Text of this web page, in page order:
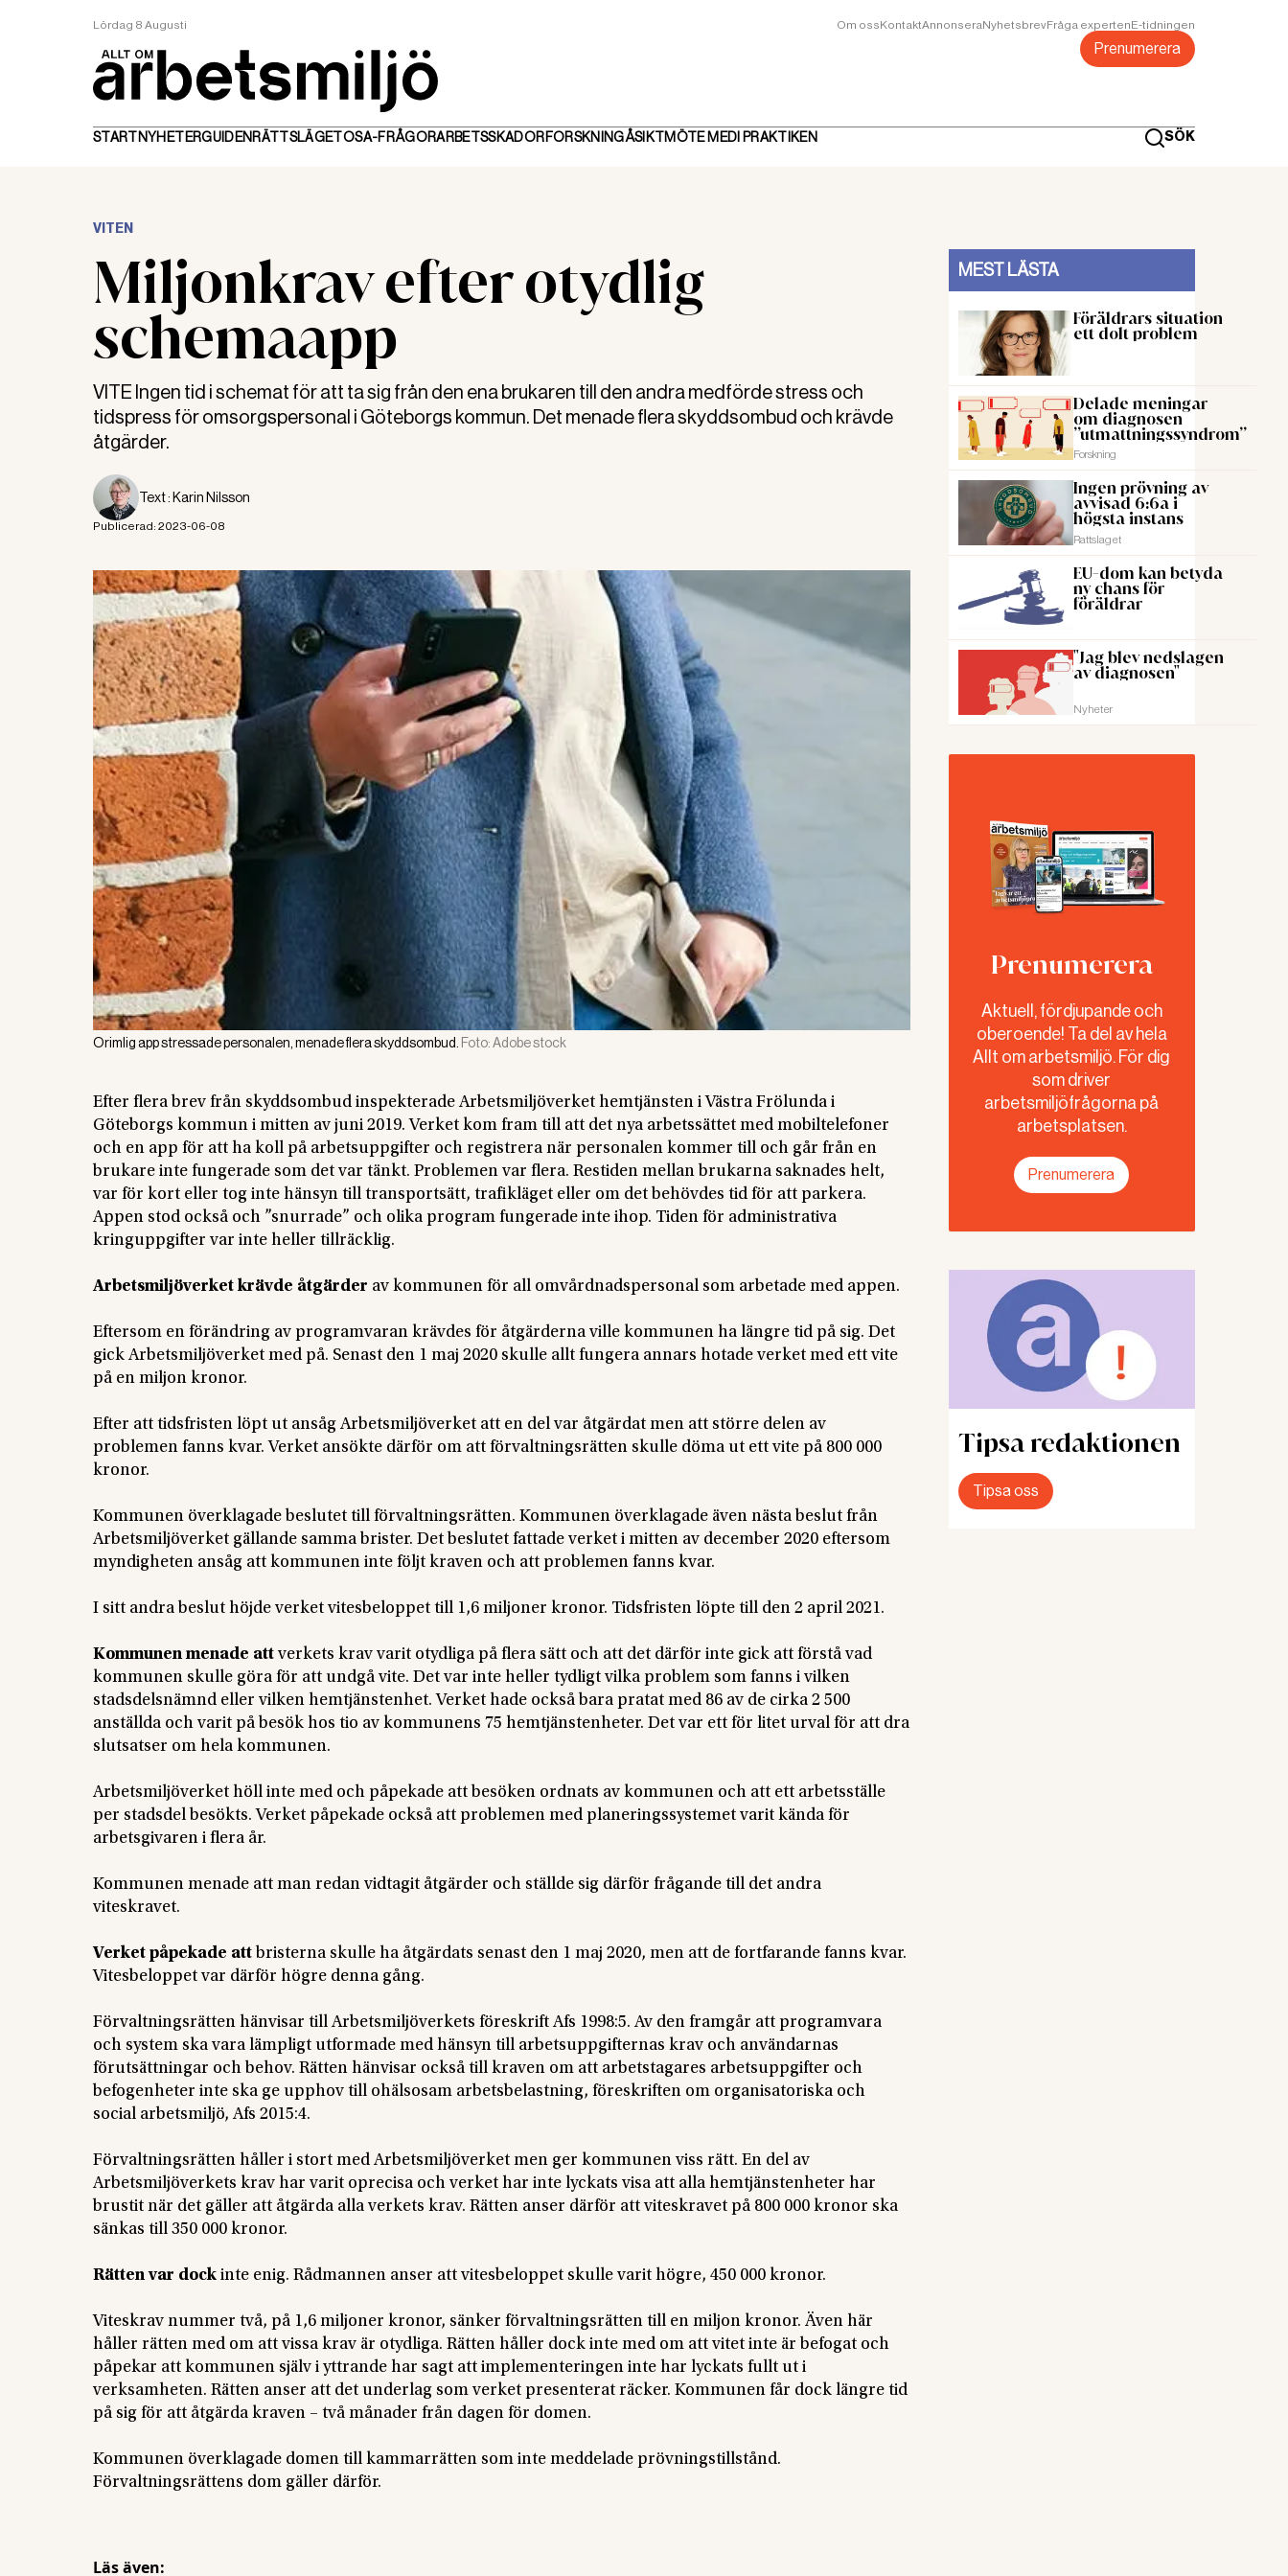
Lördag 8 Augusti Om ossKontaktAnnonseraNyhetsbrevFråga expertenE-tidningen
Prenumerera
STARTNYHETERGUIDEN RÄTTSLÄGETOSA-FRÅGORARBETSSKADORFORSKNINGÅSIKTMÖTE MED I PRAKTIKEN SÖK
VITEN
Miljonkrav efter otydlig
schemaapp
VITE Ingen tid i schemat för att ta sig från den ena brukaren till den andra medförde stress och
tidspress för omsorgspersonal i Göteborgs kommun. Det menade flera skyddsombud och krävde
åtgärder.
Text : Karin Nilsson
Publicerad: 2023-06-08
Orimlig app stressade personalen, menade flera skyddsombud. Foto:Adobe stock
Efter flera brev från skyddsombud inspekterade Arbetsmiljöverket hemtjänsten i Västra Frölunda i
Göteborgs kommun i mitten av juni 2019. Verket kom fram till att det nya arbetssättet med mobiltelefoner
och en app för att ha koll på arbetsuppgifter och registrera när personalen kommer till och går från en
brukare inte fungerade som det var tänkt. Problemen var flera. Restiden mellan brukarna saknades helt,
var för kort eller tog inte hänsyn till transportsätt, trafikläget eller om det behövdes tid för att parkera.
Appen stod också och ”snurrade” och olika program fungerade inte ihop. Tiden för administrativa
kringuppgifter var inte heller tillräcklig.
Arbetsmiljöverket krävde åtgärder av kommunen för all omvårdnadspersonal som arbetade med appen.
Eftersom en förändring av programvaran krävdes för åtgärderna ville kommunen ha längre tid på sig. Det
gick Arbetsmiljöverket med på. Senast den 1 maj 2020 skulle allt fungera annars hotade verket med ett vite
på en miljon kronor.
Efter att tidsfristen löpt ut ansåg Arbetsmiljöverket att en del var åtgärdat men att större delen av
problemen fanns kvar. Verket ansökte därför om att förvaltningsrätten skulle döma ut ett vite på 800 000
kronor.
Kommunen överklagade beslutet till förvaltningsrätten. Kommunen överklagade även nästa beslut från
Arbetsmiljöverket gällande samma brister. Det beslutet fattade verket i mitten av december 2020 eftersom
myndigheten ansåg att kommunen inte följt kraven och att problemen fanns kvar.
I sitt andra beslut höjde verket vitesbeloppet till 1,6 miljoner kronor. Tidsfristen löpte till den 2 april 2021.
Kommunen menade att verkets krav varit otydliga på flera sätt och att det därför inte gick att förstå vad
kommunen skulle göra för att undgå vite. Det var inte heller tydligt vilka problem som fanns i vilken
stadsdelsnämnd eller vilken hemtjänstenhet. Verket hade också bara pratat med 86 av de cirka 2 500
anställda och varit på besök hos tio av kommunens 75 hemtjänstenheter. Det var ett för litet urval för att dra
slutsatser om hela kommunen.
Arbetsmiljöverket höll inte med och påpekade att besöken ordnats av kommunen och att ett arbetsställe
per stadsdel besökts. Verket påpekade också att problemen med planeringssystemet varit kända för
arbetsgivaren i flera år.
Kommunen menade att man redan vidtagit åtgärder och ställde sig därför frågande till det andra
viteskravet.
Verket påpekade att bristerna skulle ha åtgärdats senast den 1 maj 2020, men att de fortfarande fanns kvar.
Vitesbeloppet var därför högre denna gång.
Förvaltningsrätten hänvisar till Arbetsmiljöverkets föreskrift Afs 1998:5. Av den framgår att programvara
och system ska vara lämpligt utformade med hänsyn till arbetsuppgifternas krav och användarnas
förutsättningar och behov. Rätten hänvisar också till kraven om att arbetstagares arbetsuppgifter och
befogenheter inte ska ge upphov till ohälsosam arbetsbelastning, föreskriften om organisatoriska och
social arbetsmiljö, Afs 2015:4.
Förvaltningsrätten håller i stort med Arbetsmiljöverket men ger kommunen viss rätt. En del av
Arbetsmiljöverkets krav har varit oprecisa och verket har inte lyckats visa att alla hemtjänstenheter har
brustit när det gäller att åtgärda alla verkets krav. Rätten anser därför att viteskravet på 800 000 kronor ska
sänkas till 350 000 kronor.
Rätten var dock inte enig. Rådmannen anser att vitesbeloppet skulle varit högre, 450 000 kronor.
Viteskrav nummer två, på 1,6 miljoner kronor, sänker förvaltningsrätten till en miljon kronor. Även här
håller rätten med om att vissa krav är otydliga. Rätten håller dock inte med om att vitet inte är befogat och
påpekar att kommunen själv i yttrande har sagt att implementeringen inte har lyckats fullt ut i
verksamheten. Rätten anser att det underlag som verket presenterat räcker. Kommunen får dock längre tid
på sig för att åtgärda kraven – två månader från dagen för domen.
Kommunen överklagade domen till kammarrätten som inte meddelade prövningstillstånd.
Förvaltningsrättens dom gäller därför.
Läs även:
MEST LÄSTA
Föräldrars situation
ett dolt problem
Delade meningar
om diagnosen
”utmattningssyndrom”
Forskning
Ingen prövning av
avvisad 6:6a i
högsta instans
Rattslaget
EU-dom kan betyda
ny chans för
föräldrar
"Jag blev nedslagen
av diagnosen"
Nyheter
Prenumerera
Aktuell, fördjupande och
oberoende! Ta del av hela
Allt om arbetsmiljö. För dig
som driver
arbetsmiljöfrågorna på
arbetsplatsen.
Prenumerera
Tipsa redaktionen
Tipsa oss